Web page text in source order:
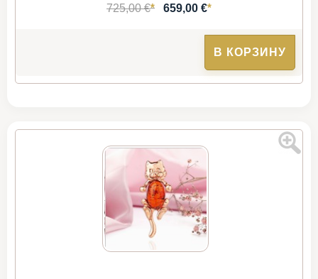
725,00 €* 659,00 €*
В КОРЗИНУ